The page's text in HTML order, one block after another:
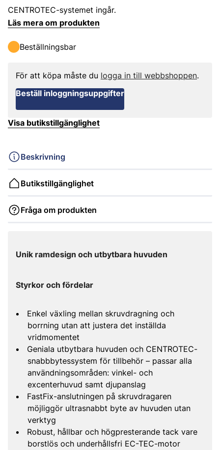
CENTROTEC-systemet ingår.
Läs mera om produkten
Beställningsbar
För att köpa måste du logga in till webbshoppen.
Beställ inloggningsuppgifter
Visa butikstillgänglighet
Beskrivning
Butikstillgänglighet
Fråga om produkten
Unik ramdesign och utbytbara huvuden
Styrkor och fördelar
Enkel växling mellan skruvdragning och
borrning utan att justera det inställda
vridmomentet
Geniala utbytbara huvuden och CENTROTEC-
snabbbytessystem för tillbehör – passar alla
användningsområden: vinkel- och
excenterhuvud samt djupanslag
FastFix-anslutningen på skruvdragaren
möjliggör ultrasnabbt byte av huvuden utan
verktyg
Robust, hållbar och högpresterande tack vare
borstlös och underhållsfri EC-TEC-motor